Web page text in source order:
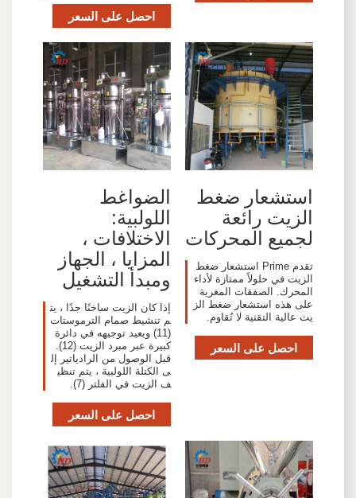
احصل على السعر
استشعار ضغط
الزيت رائعة
لجميع المحركات
تقدم Prime استشعار ضغط
الزيت في حلولاً ممتازة لأداء
المحرك. الصفقات المغرية
على هذه استشعار ضغط الز
يت عالية التقنية لا تُقاوم.
احصل على السعر
الضواغط
اللولبية:
الاختلافات ،
المزايا ، الجهاز
ومبدأ التشغيل
إذا كان الزيت ساخنًا جدًا ، يت
م تنشيط صمام الترموستات
(11) ويعيد توجيهه في دائرة
كبيرة عبر مبرد الزيت (12).
قبل الوصول من الرادياتير إل
ى الكتلة اللولبية ، يتم تنظي
ف الزيت في الفلتر (7).
احصل على السعر